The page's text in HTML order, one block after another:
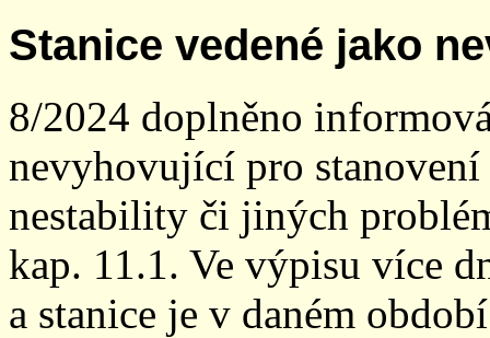
Stanice vedené jako
8/2024 doplněno
nevyhovující pro
nestability či jiných
kap. 11.1. Ve výpisu více
a stanice je v daném